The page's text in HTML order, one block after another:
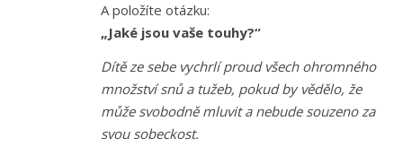
A položíte otázku:
„Jaké jsou vaše touhy?“
Dítě ze sebe vychrlí proud všech ohromného
množství snů a tužeb, pokud by vědělo, že
může svobodně mluvit a nebude souzeno za
svou sobeckost.